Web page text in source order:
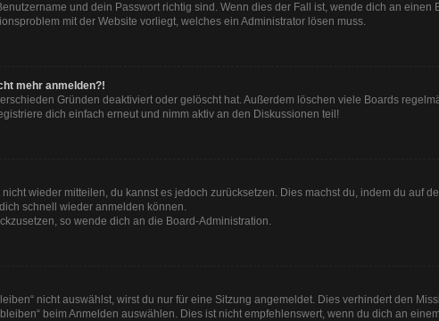
und dein Passwort richtig sind. Wenn dies der Fall ist, wende dich an
mit der Website vorliegt, welches ein Administrator lösen muss.
mehr anmelden?!
Gründen deaktiviert oder gelöscht hat. Außerdem löschen viele Boards
dich einfach erneut und nimm aktiv an den Diskussionen teil!
wieder mitteilen, du kannst es jedoch zurücksetzen. Dies machst du, indem du auf
schnell wieder anmelden können.
so wende dich an die Board-Administration.
nicht auswählst, wirst du nur für eine Sitzung angemeldet. Dies verhindert den
beim Anmelden auswählen. Dies ist nicht empfehlenswert, wenn du dich an